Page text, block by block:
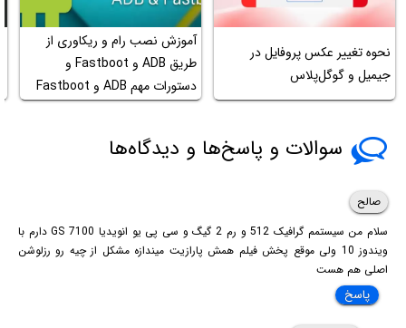
نحوه تغییر عکس پروفایل در
جیمیل و گوگل‌پلاس
آموزش نصب رام و ریکاوری از
طریق ADB و Fastboot و
دستورات مهم ADB و Fastboot
سوالات و پاسخ‌ها و دیدگاه‌ها
صالح
سلام من سیستمم گرافیک 512 و رم 2 گیگ و سی پی یو انویدیا 7100 GS دارم با
ویندوز 10 ولی موقع پخش فیلم همش پارازیت میندازه مشکل از چیه رو رزلوشن
اصلی هم هست
پاسخ